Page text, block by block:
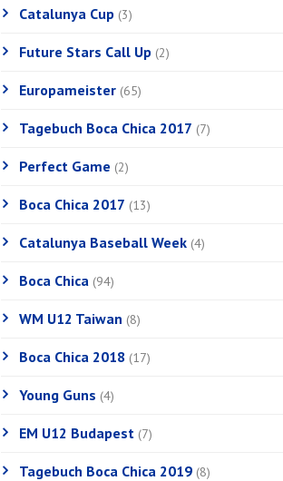
Catalunya Cup (3)
Future Stars Call Up (2)
Europameister (65)
Tagebuch Boca Chica 2017 (7)
Perfect Game (2)
Boca Chica 2017 (13)
Catalunya Baseball Week (4)
Boca Chica (94)
WM U12 Taiwan (8)
Boca Chica 2018 (17)
Young Guns (4)
EM U12 Budapest (7)
Tagebuch Boca Chica 2019 (8)